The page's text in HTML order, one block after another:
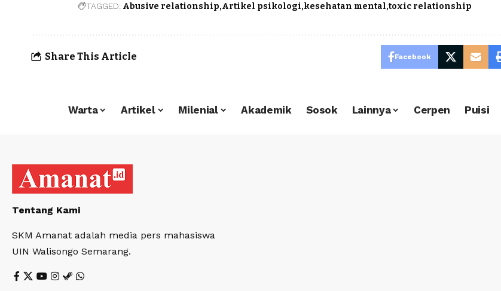
TAGGED: Abusive relationship Artikel psikologi kesehatan mental toxic relationship
Share This Article Facebook
Warta Artikel Milenial Akademik Sosok Lainnya Cerpen Puisi
Tentang Kami
SKM Amanat adalah media pers mahasiswa
UIN Walisongo Semarang.